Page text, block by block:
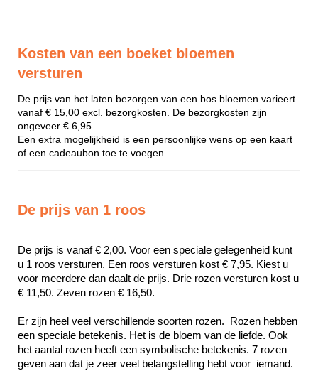
Kosten van een boeket bloemen
versturen
De prijs van het laten bezorgen van een bos bloemen varieert
vanaf € 15,00 excl. bezorgkosten. De bezorgkosten zijn
ongeveer € 6,95
Een extra mogelijkheid is een persoonlijke wens op een kaart
of een cadeaubon toe te voegen.
De prijs van 1 roos
De prijs is vanaf € 2,00. Voor een speciale gelegenheid kunt
u 1 roos versturen. Een roos versturen kost € 7,95. Kiest u
voor meerdere dan daalt de prijs. Drie rozen versturen kost u
€ 11,50. Zeven rozen € 16,50.
Er zijn heel veel verschillende soorten rozen.  Rozen hebben
een speciale betekenis. Het is de bloem van de liefde. Ook
het aantal rozen heeft een symbolische betekenis. 7 rozen
geven aan dat je zeer veel belangstelling hebt voor  iemand.